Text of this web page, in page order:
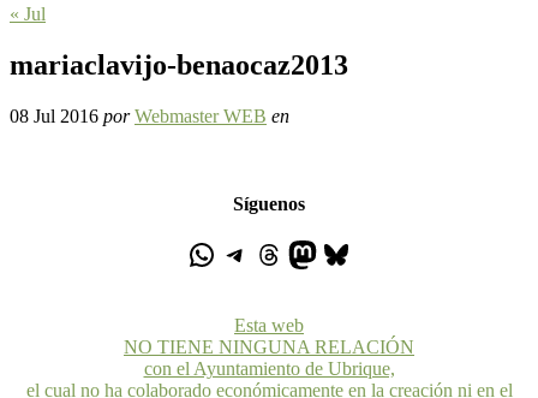
« Jul
mariaclavijo-benaocaz2013
08 Jul 2016 por Webmaster WEB en
Síguenos
Esta web
NO TIENE NINGUNA RELACIÓN
con el Ayuntamiento de Ubrique,
el cual no ha colaborado económicamente en la creación ni en el